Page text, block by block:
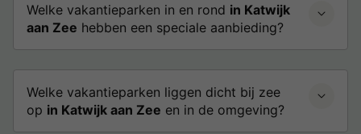
Welke vakantieparken in en rond in Katwijk
aan Zee hebben een speciale aanbieding?
Welke vakantieparken liggen dicht bij zee
op in Katwijk aan Zee en in de omgeving?